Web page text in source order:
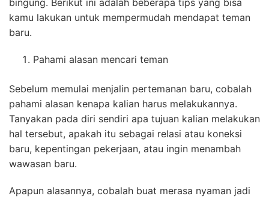
bingung. Berikut ini adalah beberapa tips yang bisa
kamu lakukan untuk mempermudah mendapat teman
baru.
Pahami alasan mencari teman
Sebelum memulai menjalin pertemanan baru, cobalah
pahami alasan kenapa kalian harus melakukannya.
Tanyakan pada diri sendiri apa tujuan kalian melakukan
hal tersebut, apakah itu sebagai relasi atau koneksi
baru, kepentingan pekerjaan, atau ingin menambah
wawasan baru.
Apapun alasannya, cobalah buat merasa nyaman jadi